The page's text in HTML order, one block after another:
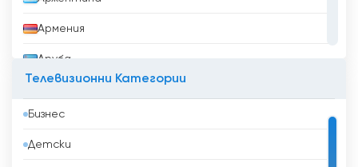
Армения
Аруба
Бангладеш
Барбадос
Телевизионни Категории
Бизнес
Детски